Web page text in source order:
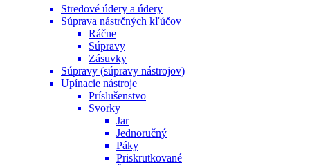
Stredové údery a údery
Súprava nástrčných kľúčov
Ráčne
Súpravy
Zásuvky
Súpravy (súpravy nástrojov)
Upínacie nástroje
Príslušenstvo
Svorky
Jar
Jednoručný
Páky
Priskrutkované